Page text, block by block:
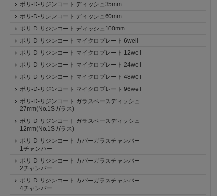
ポリ-D-リジンコート ディッシュ35mm
ポリ-D-リジンコート ディッシュ60mm
ポリ-D-リジンコート ディッシュ100mm
ポリ-D-リジンコート マイクロプレート 6well
ポリ-D-リジンコート マイクロプレート 12well
ポリ-D-リジンコート マイクロプレート 24well
ポリ-D-リジンコート マイクロプレート 48well
ポリ-D-リジンコート マイクロプレート 96well
ポリ-D-リジンコート ガラスベースディッシュ
27mm(No.1Sガラス)
ポリ-D-リジンコート ガラスベースディッシュ
12mm(No.1Sガラス)
ポリ-D-リジンコート カバーガラスチャンバー
1チャンバー
ポリ-D-リジンコート カバーガラスチャンバー
2チャンバー
ポリ-D-リジンコート カバーガラスチャンバー
4チャンバー